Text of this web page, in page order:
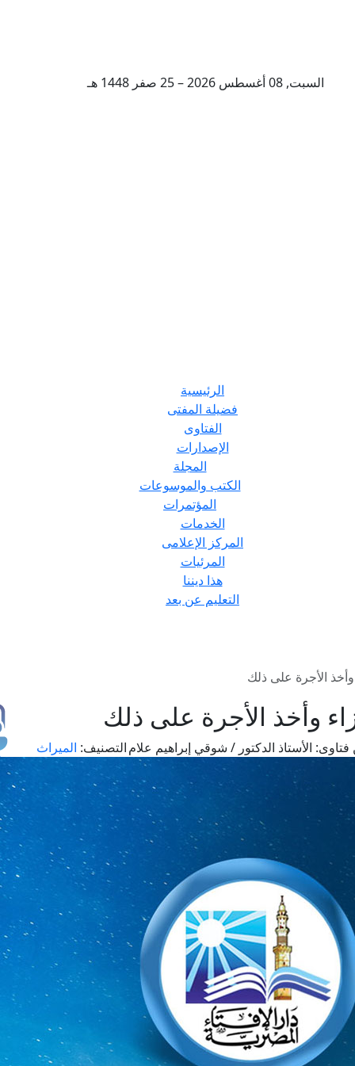
السبت, 08 أغسطس 2026 – 25 صفر 1448 هـ
الرئيسية
فضيلة المفتى
الفتاوى
الإصدارات
المجلة
الكتب والموسوعات
المؤتمرات
الخدمات
المركز الإعلامى
المرئيات
هذا ديننا
التعليم عن بعد
الأجرة على ذلك
وأخذ الأجرة على ذلك
الأستاذ الدكتور / شوقي إبراهيم علامالتصنيف: الميراث